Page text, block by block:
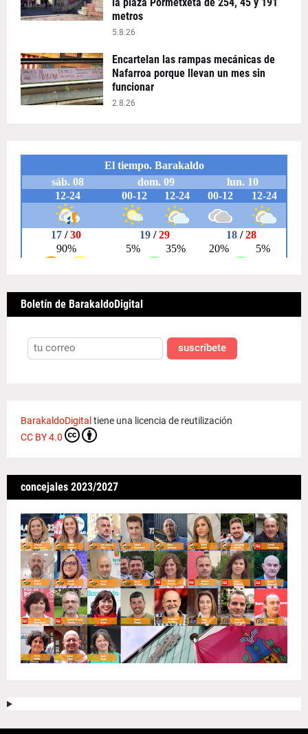
metros
5.8.26
Encartelan las rampas mecánicas de
Nafarroa porque llevan un mes sin
funcionar
2.8.26
Boletín de BarakaldoDigital
suscríbete
BarakaldoDigitaltiene una licencia de reutilización
CC BY 4.0
concejales 2023/2027